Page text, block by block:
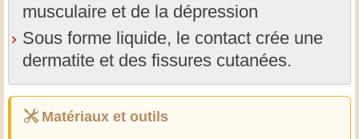
musculaire et de la dépression
Sous forme liquide, le contact crée une
dermatite et des fissures cutanées.
Matériaux et outils